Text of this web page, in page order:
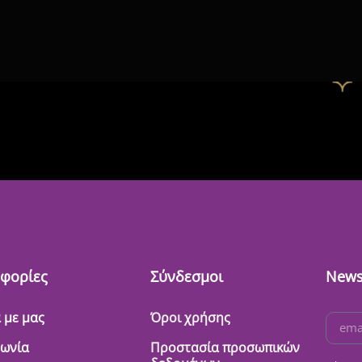
με μας
Σύνδεσμοι
Όροι χρήσης
Προστασία προσωπικών